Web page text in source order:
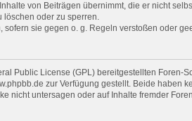
von Beiträgen übernimmt, die er nicht
löschen oder zu sperren.
sie gegen o. g. Regeln verstoßen oder
Public License (GPL) bereitgestellten Foren-
zur Verfügung gestellt. Beide haben
nicht untersagen oder auf Inhalte fremder